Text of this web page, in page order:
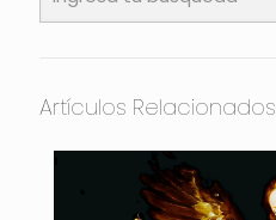
Artículos Relacionados